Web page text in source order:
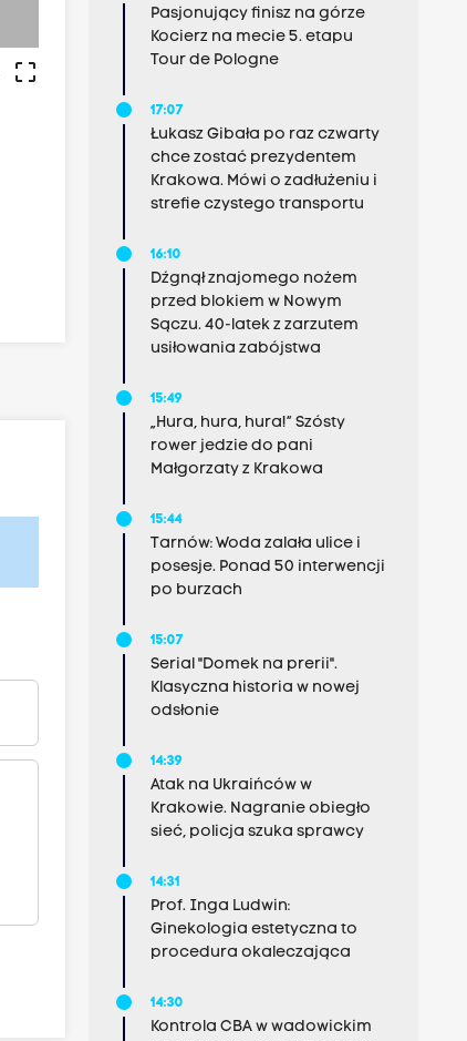
Fot. Damian Radziak
crop_free
Pasjonujący finisz na górze
Kocierz na mecie 5. etapu
Tour de Pologne
17:07
Łukasz Gibała po raz czwarty
chce zostać prezydentem
Krakowa. Mówi o zadłużeniu i
strefie czystego transportu
16:10
Dźgnął znajomego nożem
przed blokiem w Nowym
Sączu. 40-latek z zarzutem
usiłowania zabójstwa
15:49
„Hura, hura, hura!” Szósty
rower jedzie do pani
Małgorzaty z Krakowa
15:44
Tarnów: Woda zalała ulice i
posesje. Ponad 50 interwencji
po burzach
15:07
Serial "Domek na prerii".
Klasyczna historia w nowej
odsłonie
14:39
Atak na Ukraińców w
Krakowie. Nagranie obiegło
sieć, policja szuka sprawcy
14:31
Prof. Inga Ludwin:
Ginekologia estetyczna to
procedura okaleczająca
14:30
Kontrola CBA w wadowickim